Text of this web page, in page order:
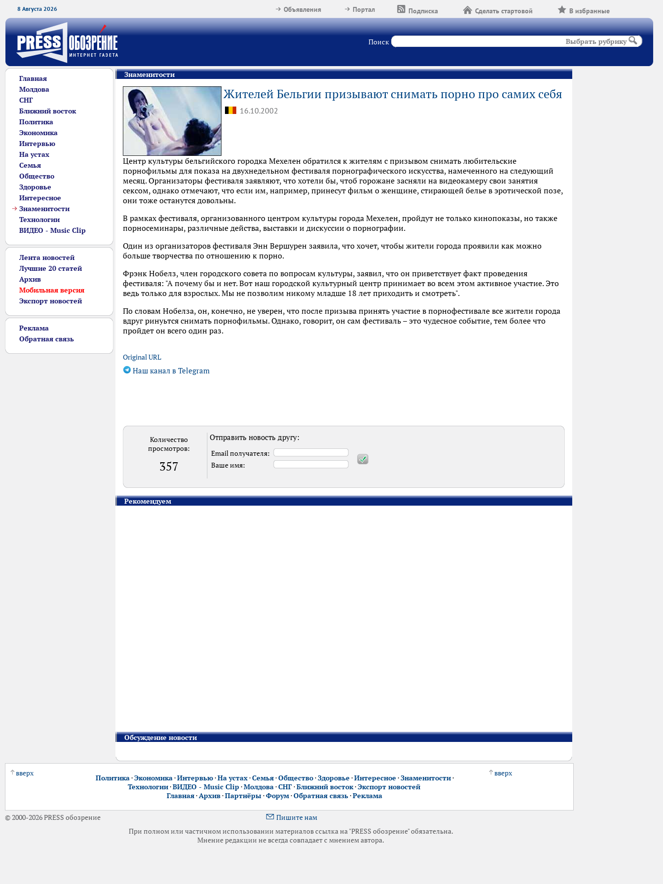
8 Августа 2026 В избранные
Сделать стартовой
Подписка
Портал
Объявления
Поиск Выбрать рубрику
Главная
Молдова
СНГ
Ближний восток
Политика
Экономика
Интервью
На устах
Семья
Общество
Здоровье
Интересное
Знаменитости
Технологии
ВИДЕО - Music Clip
Лента новостей
Лучшие 20 статей
Архив
Мобильная версия
Экспорт новостей
Реклама
Обратная связь
Знаменитости
Жителей Бельгии призывают снимать порно про самих себя
16.10.2002
Центр культуры бельгийского городка Мехелен обратился к жителям с призывом снимать любительские
порнофильмы для показа на двухнедельном фестиваля порнографического искусства, намеченного на следующий
месяц. Организаторы фестиваля заявляют, что хотели бы, чтоб горожане засняли на видеокамеру свои занятия
сексом, однако отмечают, что если им, например, принесут фильм о женщине, стирающей белье в эротической позе,
они тоже останутся довольны.
В рамках фестиваля, организованного центром культуры города Мехелен, пройдут не только кинопоказы, но также
порносеминары, различные действа, выставки и дискуссии о порнографии.
Один из организаторов фестиваля Энн Вершурен заявила, что хочет, чтобы жители города проявили как можно
больше творчества по отношению к порно.
Фрэнк Нобелз, член городского совета по вопросам культуры, заявил, что он приветствует факт проведения
фестиваля: "А почему бы и нет. Вот наш городской культурный центр принимает во всем этом активное участие. Это
ведь только для взрослых. Мы не позволим никому младше 18 лет приходить и смотреть".
По словам Нобелза, он, конечно, не уверен, что после призыва принять участие в порнофестивале все жители города
вдруг ринуьтся снимать порнофильмы. Однако, говорит, он сам фестиваль – это чудесное событие, тем более что
пройдет он всего один раз.
Original URL
Наш канал в Telegram
Количество
просмотров:
357
Отправить новость другу:
Email получателя:
Ваше имя:
Рекомендуем
Обсуждение новости
вверх
Политика·Экономика·Интервью·На устах·Семья·Общество·Здоровье ·Интересное ·Знаменитости·
Технологии·ВИДЕО - Music Clip ·Молдова·СНГ·Ближний восток·Экспорт новостей
Главная·Архив·Партнёры·Форум·Обратная связь·Реклама
вверх
© 2000-2026 PRESS обозрение
Пишите нам
При полном или частичном использовании материалов ссылка на "PRESS обозрение" обязательна.
Мнение редакции не всегда совпадает с мнением автора.